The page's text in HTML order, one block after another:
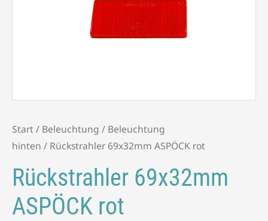
Start/ Beleuchtung / Beleuchtung
hinten / Rückstrahler 69x32mm ASPÖCK rot
Rückstrahler 69x32mm
ASPÖCK rot